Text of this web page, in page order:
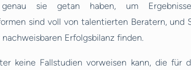
sie getan haben, um
sind voll von talentierten Beratern, und
Erfolgsbilanz finden.
keine Fallstudien vorweisen kann, die für